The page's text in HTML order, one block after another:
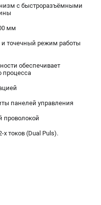
с быстроразъёмными
мм
и точечный режим работы
обеспечивает
процесса
панелей управления
проволокой
токов (Dual Puls).